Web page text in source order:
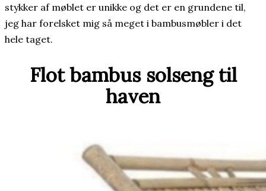
stykker af møblet er unikke og det er en grundene til,
jeg har forelsket mig så meget i bambusmøbler i det
hele taget.
Flot bambus solseng til
haven